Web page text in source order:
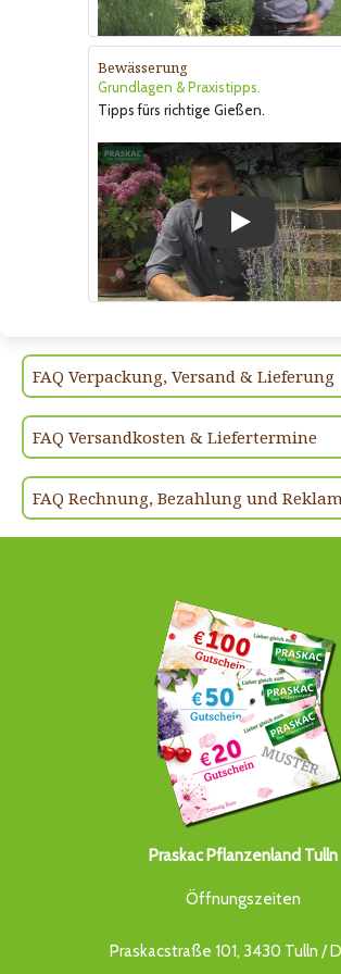
Bewässerung
Grundlagen & Praxistipps.
Tipps fürs richtige Gießen.
FAQ Verpackung, Versand & Lieferung
FAQ Versandkosten & Liefertermine
FAQ Rechnung, Bezahlung und
Praskac Pflanzenland Tulln
Öffnungszeiten
Praskacstraße 101, 3430 Tulln /